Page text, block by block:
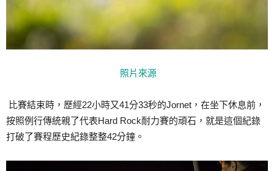
照片來源
比賽結束時，歷經22小時又41分33秒的Jornet，在坐下休息前，
按照例行傳統親了代表Hard Rock耐力賽的頑石，就是這個紀錄
打破了賽程歷史紀錄整整42分鐘。